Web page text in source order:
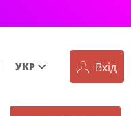
УКР
Вхід